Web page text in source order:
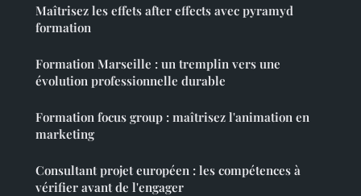
Maîtrisez les effets after effects avec pyramyd
formation
Formation Marseille : un tremplin vers une
évolution professionnelle durable
Formation focus group : maîtrisez l'animation en
marketing
Consultant projet européen : les compétences à
vérifier avant de l'engager